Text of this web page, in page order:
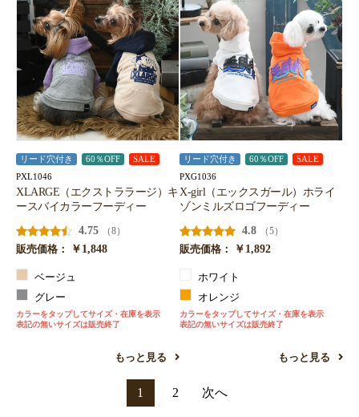
リード穴付き 60％OFF SALE
PXL1046
XLARGE（エクストララージ）キ
ースバイカラーフーディー
4.75
（8）
販売価格：
￥1,848
ベージュ
グレー
カラーをタップしてサイズ・在庫を表示
表記の無いサイズは販売終了
もっと見る
リード穴付き 60％OFF SALE
PXG1036
X-girl（エックスガール）ホライ
ゾンミルズロゴフーディー
4.8
（5）
販売価格：
￥1,892
ホワイト
オレンジ
カラーをタップしてサイズ・在庫を表示
表記の無いサイズは販売終了
もっと見る
1 2 次へ